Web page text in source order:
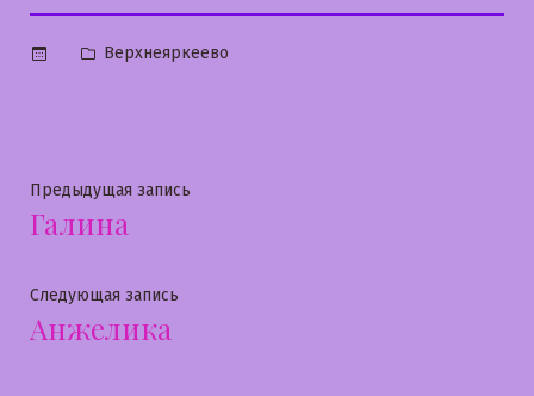
Опубликовано
Верхнеяркеево
Навигация
по
записям
Предыдущая запись
Галина
Следующая запись
Анжелика